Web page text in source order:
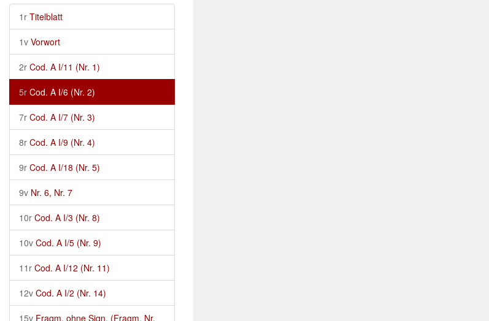
1r Titelblatt
1v Vorwort
2r Cod. A I/11 (Nr. 1)
5r Cod. A I/6 (Nr. 2)
7r Cod. A I/7 (Nr. 3)
8r Cod. A I/9 (Nr. 4)
9r Cod. A I/18 (Nr. 5)
9v Nr. 6, Nr. 7
10r Cod. A I/3 (Nr. 8)
10v Cod. A I/5 (Nr. 9)
11r Cod. A I/12 (Nr. 11)
12v Cod. A I/2 (Nr. 14)
15v Fragm. ohne Sign. (Fragm. Nr.